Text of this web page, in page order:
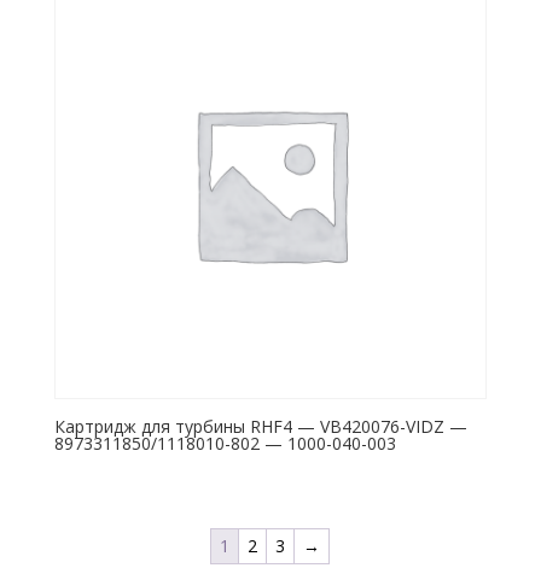
Картридж для турбины RHF4 — VB420076-VIDZ —
8973311850/1118010-802 — 1000-040-003
1 2 3 →